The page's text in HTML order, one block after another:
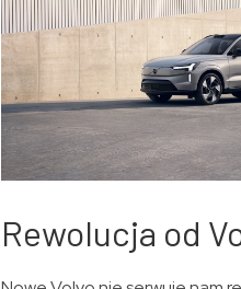
Rewolucja od